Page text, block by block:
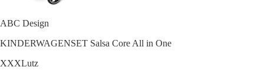
ABC Design
KINDERWAGENSET Salsa Core All in One
XXXLutz